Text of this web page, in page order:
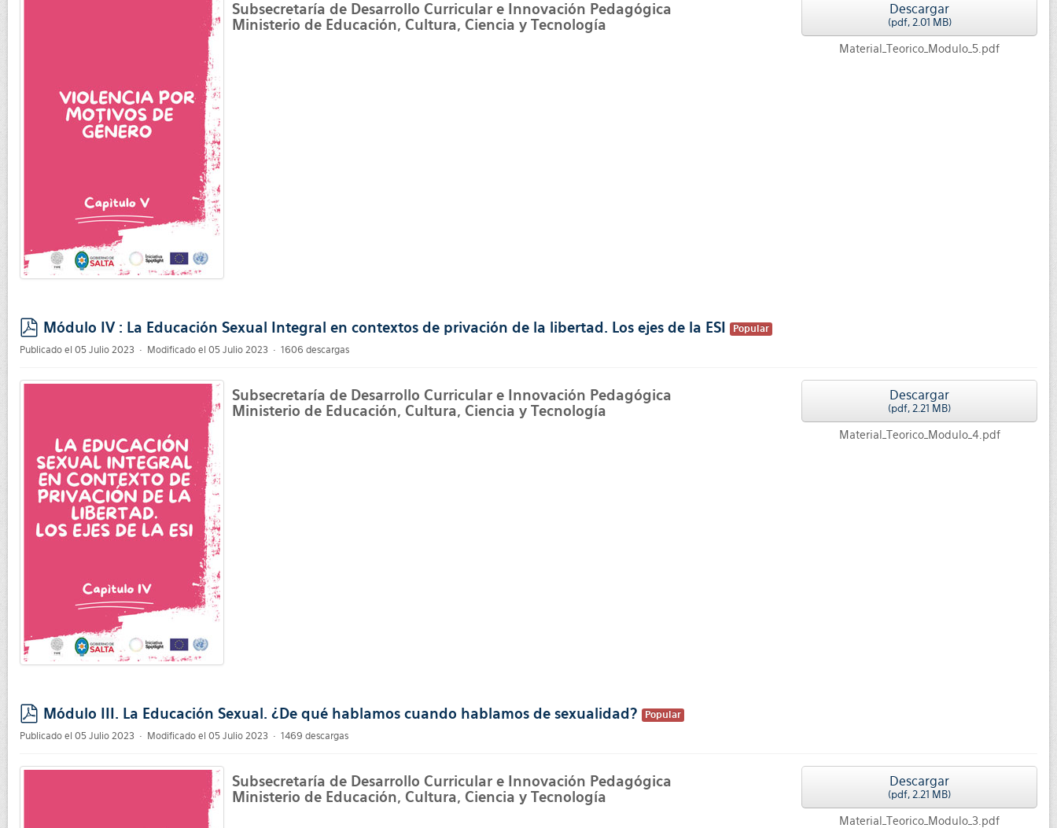
Descargar
(pdf, 2.01 MB)
Material_Teorico_Modulo_5.pdf
Subsecretaría de Desarrollo Curricular e Innovación Pedagógica
Ministerio de Educación, Cultura, Ciencia y Tecnología
pdf
Módulo IV : La Educación Sexual Integral en contextos de privación de la libertad. Los ejes de la ESI
Popular
Publicado el 05 Julio 2023
Modificado el 05 Julio 2023 1606 descargas
Descargar
(pdf, 2.21 MB)
Material_Teorico_Modulo_4.pdf
Subsecretaría de Desarrollo Curricular e Innovación Pedagógica
Ministerio de Educación, Cultura, Ciencia y Tecnología
pdf
Módulo III. La Educación Sexual. ¿De qué hablamos cuando hablamos de sexualidad?
Popular
Publicado el 05 Julio 2023
Modificado el 05 Julio 2023 1469 descargas
Descargar
(pdf, 2.21 MB)
Material_Teorico_Modulo_3.pdf
Subsecretaría de Desarrollo Curricular e Innovación Pedagógica
Ministerio de Educación, Cultura, Ciencia y Tecnología